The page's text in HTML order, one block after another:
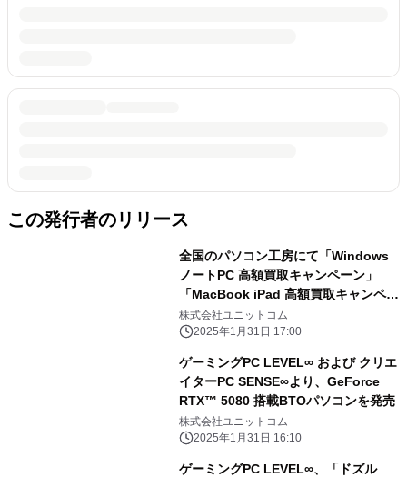
この発行者のリリース
全国のパソコン工房にて「Windows
ノートPC 高額買取キャンペーン」
「MacBook iPad 高額買取キャンペー
ン」を 2月1日から2月28日まで期間限
定で同時開催！ 対象商品の買取が最終
の日」開催日なら更に10％増額！
株式会社ユニットコム
2025年1月31日 17:00
ゲーミングPC LEVEL∞ および クリエ
イターPC SENSE∞より、GeForce
RTX™ 5080 搭載BTOパソコンを発売
株式会社ユニットコム
2025年1月31日 16:10
ゲーミングPC LEVEL∞、「ドズル